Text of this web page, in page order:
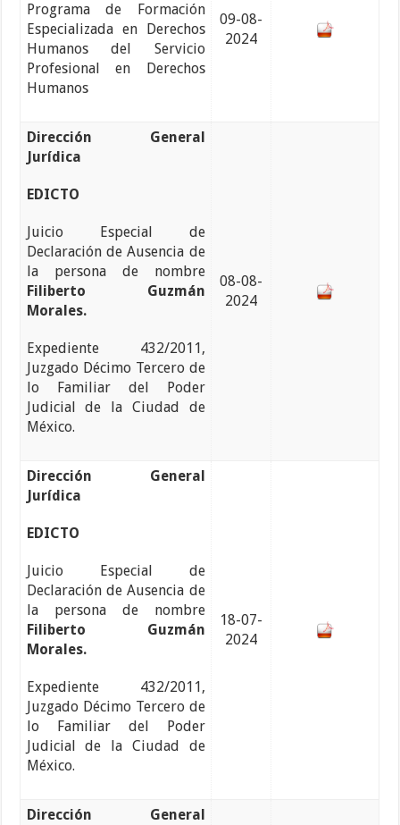
Programa de Formación
Especializada en Derechos
Humanos del Servicio
Profesional en Derechos
Humanos
09-08-
2024
Dirección General
Jurídica
EDICTO
Juicio Especial de
Declaración de Ausencia de
la persona de nombre
Filiberto Guzmán
Morales.
Expediente 432/2011,
Juzgado Décimo Tercero de
lo Familiar del Poder
Judicial de la Ciudad de
México.
08-08-
2024
Dirección General
Jurídica
EDICTO
Juicio Especial de
Declaración de Ausencia de
la persona de nombre
Filiberto Guzmán
Morales.
Expediente 432/2011,
Juzgado Décimo Tercero de
lo Familiar del Poder
Judicial de la Ciudad de
México.
18-07-
2024
Dirección General